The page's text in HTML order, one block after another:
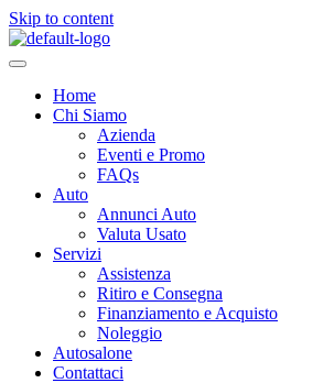
Skip to content
Home
Chi Siamo
Azienda
Eventi e Promo
FAQs
Auto
Annunci Auto
Valuta Usato
Servizi
Assistenza
Ritiro e Consegna
Finanziamento e Acquisto
Noleggio
Autosalone
Contattaci